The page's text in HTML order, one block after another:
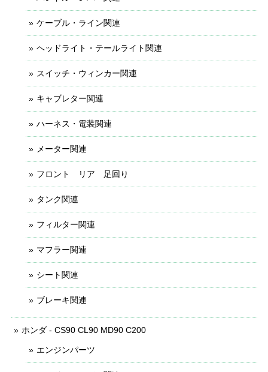
ケーブル・ライン関連
ヘッドライト・テールライト関連
スイッチ・ウィンカー関連
キャブレター関連
ハーネス・電装関連
メーター関連
フロント リア 足回り
タンク関連
フィルター関連
マフラー関連
シート関連
ブレーキ関連
ホンダ - CS90 CL90 MD90 C200
エンジンパーツ